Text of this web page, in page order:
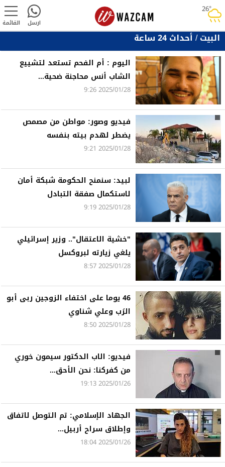
26°rainy القائمة ارسل
البيت/أحداث 24 ساعة
اليوم : أم الفحم تستعد لتشييع
الشاب أنس محاجنة ضحية...
2025/01/28 9:26
فيديو وصور: مواطن من مصمص
يضطر لهدم بيته بنفسه
2025/01/28 9:21
لبيد: سنمنح الحكومة شبكة أمان
لاستكمال صفقة التبادل
2025/01/28 9:19
"خشية الاعتقال".. وزير إسرائيلي
يلغي زيارته لبروكسل
2025/01/28 8:57
46 يوما على اختفاء الزوجين ربى أبو
الرُب وعلي شناوي
2025/01/28 8:50
فيديو: الاب الدكتور سيمون خوري
من كفركنا: نحن الأحق...
2025/01/26 19:13
الجهاد الإسلامي: تم التوصل لاتفاق
وإطلاق سراح أربيل...
2025/01/26 18:04